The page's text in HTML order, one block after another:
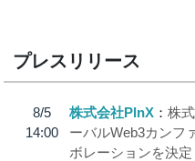
プレスリリース
8/5
14:00
株式会社PlnX
株
ーバルWeb3カンフ
ボレーションを決定